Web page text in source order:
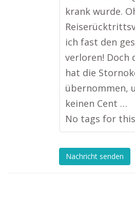
krank wurde.
ich fast den
verloren! Doch
hat die
übernommen,
keinen Cent …
No tags for
Nachricht senden